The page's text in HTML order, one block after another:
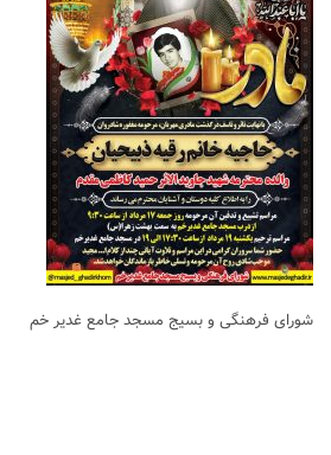
شورای فرهنگی و بسیج مسجد جامع غدیر خم